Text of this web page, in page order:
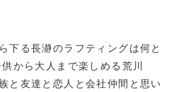
下る長瀞のラフティングは何と
から大人まで楽しめる荒川
と友達と恋人と会社仲間と思い